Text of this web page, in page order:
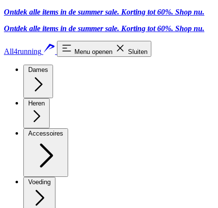
Ontdek alle items in de summer sale. Korting tot 60%. Shop nu.
Ontdek alle items in de summer sale. Korting tot 60%. Shop nu.
All4running Menu openen Sluiten
Dames
Heren
Accessoires
Voeding